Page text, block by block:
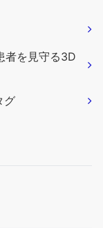
者を見守る3D
グ